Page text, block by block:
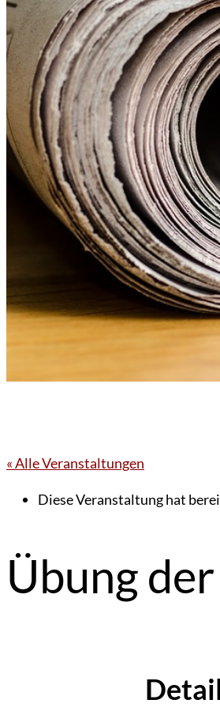
« Alle Veranstaltungen
Diese Veranstaltung hat
Übung